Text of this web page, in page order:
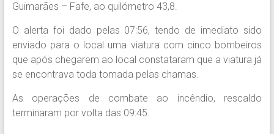
Guimarães – Fafe, ao quilómetro 43,8.
O alerta foi dado pelas 07:56, tendo de imediato sido
enviado para o local uma viatura com cinco bombeiros
que após chegarem ao local constataram que a viatura já
se encontrava toda tomada pelas chamas.
As operações de combate ao incêndio, rescaldo
terminaram por volta das 09:45.